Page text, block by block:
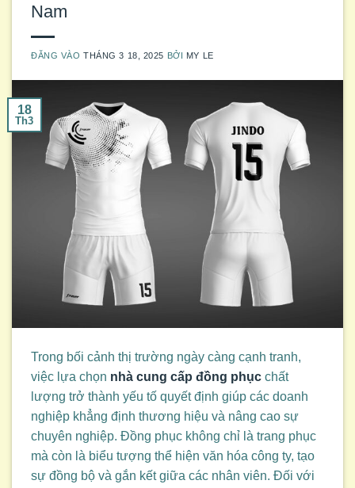
Nam
ĐĂNG VÀOTHÁNG 3 18, 2025 BỞI MY LE
18
Th3
Trong bối cảnh thị trường ngày càng cạnh tranh,
việc lựa chọn nhà cung cấp đồng phục chất
lượng trở thành yếu tố quyết định giúp các doanh
nghiệp khẳng định thương hiệu và nâng cao sự
chuyên nghiệp. Đồng phục không chỉ là trang phục
mà còn là biểu tượng thể hiện văn hóa công ty, tạo
sự đồng bộ và gắn kết giữa các nhân viên. Đối với